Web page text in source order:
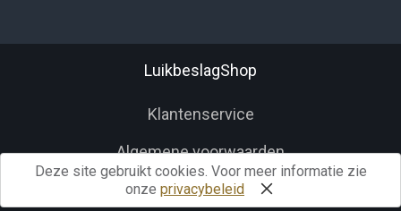
LuikbeslagShop
Klantenservice
Algemene voorwaarden
Herroepingsrecht
Deze site gebruikt cookies. Voor meer informatie zie
onze privacybeleid